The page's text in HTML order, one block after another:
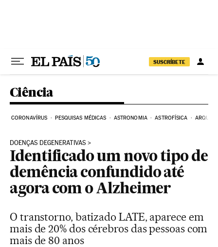
SUSCRÍBETE
Ciência
CORONAVÍRUS PESQUISAS MÉDICAS ASTRONOMIA ASTROFÍSICA
DOENÇAS DEGENERATIVAS
Identificado um novo tipo de
demência confundido até
agora com o Alzheimer
O transtorno, batizado LATE, aparece em
mais de 20% dos cérebros das pessoas com
mais de 80 anos